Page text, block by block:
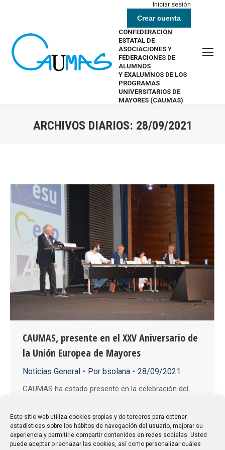
Este sitio web utiliza cookies propias y de terceros para obtener
estadísticas sobre los hábitos de navegación del usuario, mejorar su
experiencia y permitirle compartir contenidos en redes sociales. Usted
puede aceptar o rechazar las cookies, así como personalizar cuáles
Iniciar sesión
Crear cuenta
CONFEDERACIÓN
ESTATAL DE
ASOCIACIONES Y
FEDERACIONES DE
ALUMNOS
Y EXALUMNOS DE LOS
PROGRAMAS
UNIVERSITARIOS DE
MAYORES (CAUMAS)
ARCHIVOS DIARIOS: 28/09/2021
CAUMAS, presente en el XXV Aniversario de
la Unión Europea de Mayores
Noticias General Por bsolana 28/09/2021
CAUMAS ha estado presente en la celebración del
presidenta, Marina Troncoso, las actividades de la
Confederación y reclamando a la Comisión Europea
una mayor y mejor atención al colectivo de personas